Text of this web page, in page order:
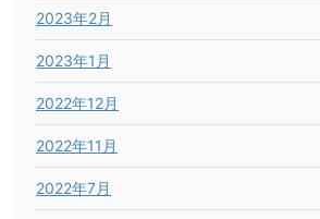
2023年2月
2023年1月
2022年12月
2022年11月
2022年7月